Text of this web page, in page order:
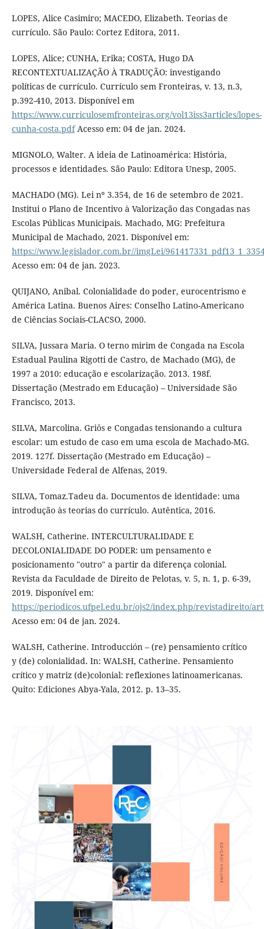
LOPES, Alice Casimiro; MACEDO, Elizabeth. Teorias de
currículo. São Paulo: Cortez Editora, 2011.
LOPES, Alice; CUNHA, Erika; COSTA, Hugo DA
RECONTEXTUALIZAÇÃO À TRADUÇÃO: investigando
políticas de currículo. Currículo sem Fronteiras, v. 13, n.3,
p.392-410, 2013. Disponível em
https://www.curriculosemfronteiras.org/vol13iss3articles/lopes-
cunha-costa.pdfAcesso em: 04 de jan. 2024.
MIGNOLO, Walter. A ideia de Latinoamérica: História,
processos e identidades. São Paulo: Editora Unesp, 2005.
MACHADO (MG). Lei nº 3.354, de 16 de setembro de 2021.
Institui o Plano de Incentivo à Valorização das Congadas nas
Escolas Públicas Municipais. Machado, MG: Prefeitura
Municipal de Machado, 2021. Disponível em:
https://www.legislador.com.br//imgLei/
Acesso em: 04 de jan. 2023.
QUIJANO, Anibal. Colonialidade do poder, eurocentrismo e
América Latina. Buenos Aires: Conselho Latino-Americano
de Ciências Sociais-CLACSO, 2000.
SILVA, Jussara Maria. O terno mirim de Congada na Escola
Estadual Paulina Rigotti de Castro, de Machado (MG), de
1997 a 2010: educação e escolarização. 2013. 198f.
Dissertação (Mestrado em Educação) – Universidade São
Francisco, 2013.
SILVA, Marcolina. Griôs e Congadas tensionando a cultura
escolar: um estudo de caso em uma escola de Machado-MG.
2019. 127f. Dissertação (Mestrado em Educação) –
Universidade Federal de Alfenas, 2019.
SILVA, Tomaz.Tadeu da. Documentos de identidade: uma
introdução às teorias do currículo. Autêntica, 2016.
WALSH, Catherine. INTERCULTURALIDADE E
DECOLONIALIDADE DO PODER: um pensamento e
posicionamento "outro" a partir da diferença colonial.
Revista da Faculdade de Direito de Pelotas, v. 5, n. 1, p. 6-39,
2019. Disponível em:
https://periodicos.ufpel.edu.br/ojs2/index.php/revistadireito/
Acesso em: 04 de jan. 2024.
WALSH, Catherine. Introducción – (re) pensamiento crítico
y (de) colonialidad. In: WALSH, Catherine. Pensamiento
crítico y matriz (de)colonial: reflexiones latinoamericanas.
Quito: Ediciones Abya-Yala, 2012. p. 13–35.